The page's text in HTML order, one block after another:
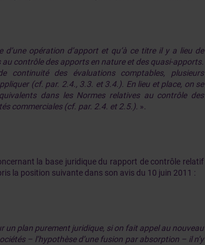
d’une opération d’apport et qu’à ce titre il y a lieu de
contrôle des apports en nature et des quasi-apports.
continuité des évaluations comptables, plusieurs
(cf. par. 2.4., 3.3. et 3.4.). En lieu et place, on se
dans les Normes relatives au contrôle des
commerciales (cf. par. 2.4. et 2.5.). ».
la base juridique du rapport de contrôle relatif
la position suivante dans son avis du 10 juin 2011 :
un plan purement juridique, si on fait appel au nouveau
– l’hypothèse d’une fusion par absorption – il n’y